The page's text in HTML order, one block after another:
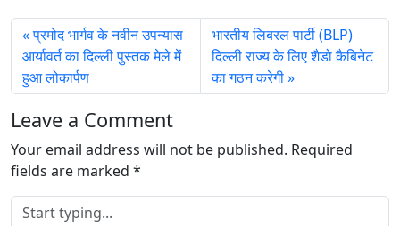
प्रमोद भार्गव के नवीन उपन्यास
आर्यावर्त का दिल्ली पुस्तक मेले में
हुआ लोकार्पण
भारतीय लिबरल पार्टी (BLP)
दिल्ली राज्य के लिए शैडो कैबिनेट
का गठन करेगी
Leave a Comment
Your email address will not be published. Required
fields are marked *